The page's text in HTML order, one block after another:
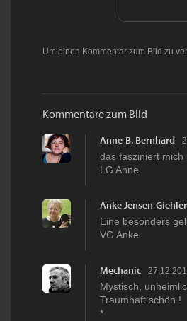
Um einen Kommentar zum Bild zu
Kommentare zum Bild
Anne-B. Bernhard
das fasziniert
LG Anne.
Anke Jensen-Giehler
Eine besonders
VG Anke
Mechanic
Mystisch,
Traumhaft schön !
*